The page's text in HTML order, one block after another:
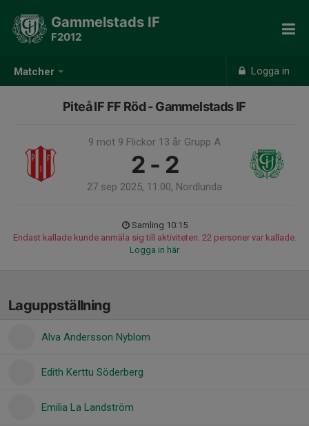
Matcher Logga in
Gammelstads IF
F2012
Piteå IF FF Röd - Gammelstads IF
9 mot 9 Flickor 13 år Grupp A
2 - 2
27 sep 2025, 11:00, Nordlunda
Samling 10:15
Endast kallade kunde anmäla sig till aktiviteten. 22 personer var kallade.
Logga in här
Laguppställning
Alva Andersson Nyblom
Edith Kerttu Söderberg
Emilia La Landström